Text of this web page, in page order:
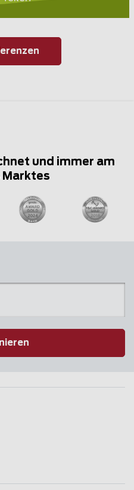
und immer am
Marktes